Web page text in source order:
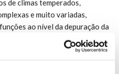
de climas temperados,
e muito variadas,
ao nível da depuração da
as dunas mais antigas de
(Pinus pinaster) e manso